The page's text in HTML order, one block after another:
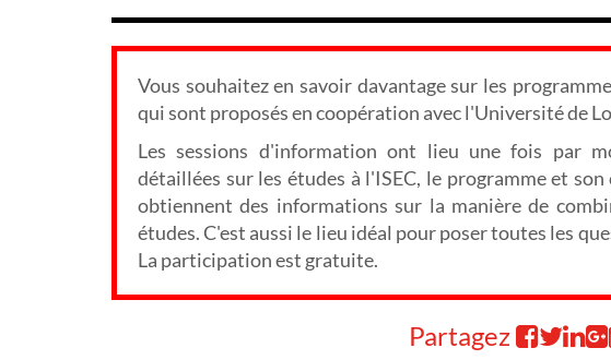
Vous souhaitez en savoir davantage sur les
qui sont proposés en coopération avec l'Université de
Les sessions d'information ont lieu une fois par
détaillées sur les études à l'ISEC, le programme et
obtiennent des informations sur la manière de
études. C'est aussi le lieu idéal pour poser toutes les
La participation est gratuite.
Partagez